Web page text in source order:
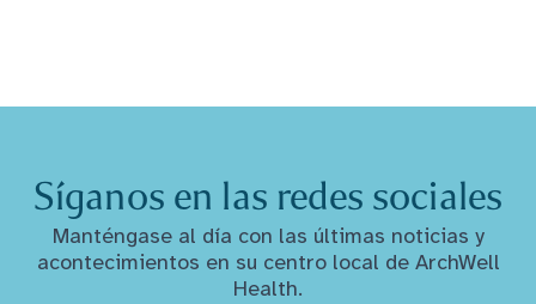
Síganos en las redes sociales
Manténgase al día con las últimas noticias y
acontecimientos en su centro local de ArchWell
Health.